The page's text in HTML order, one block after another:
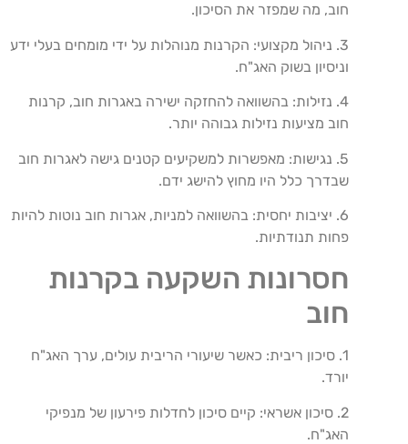
חוב, מה שמפזר את הסיכון.
3. ניהול מקצועי: הקרנות מנוהלות על ידי מומחים בעלי ידע
וניסיון בשוק האג"ח.
4. נזילות: בהשוואה להחזקה ישירה באגרות חוב, קרנות
חוב מציעות נזילות גבוהה יותר.
5. נגישות: מאפשרות למשקיעים קטנים גישה לאגרות חוב
שבדרך כלל היו מחוץ להישג ידם.
6. יציבות יחסית: בהשוואה למניות, אגרות חוב נוטות להיות
פחות תנודתיות.
חסרונות השקעה בקרנות
חוב
1. סיכון ריבית: כאשר שיעורי הריבית עולים, ערך האג"ח
יורד.
2. סיכון אשראי: קיים סיכון לחדלות פירעון של מנפיקי
האג"ח.